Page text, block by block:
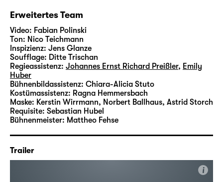
Erweitertes Team
Video: Fabian Polinski
Ton: Nico Teichmann
Inspizienz: Jens Glanze
Soufflage: Ditte Trischan
Regieassistenz: Johannes Ernst Richard Preißler, Emily
Huber
Bühnenbildassistenz: Chiara-Alicia Stuto
Kostümassistenz: Ragna Hemmersbach
Maske: Kerstin Wirrmann, Norbert Ballhaus, Astrid Storch
Requisite: Sebastian Hubel
Bühnenmeister: Mattheo Fehse
Trailer
i